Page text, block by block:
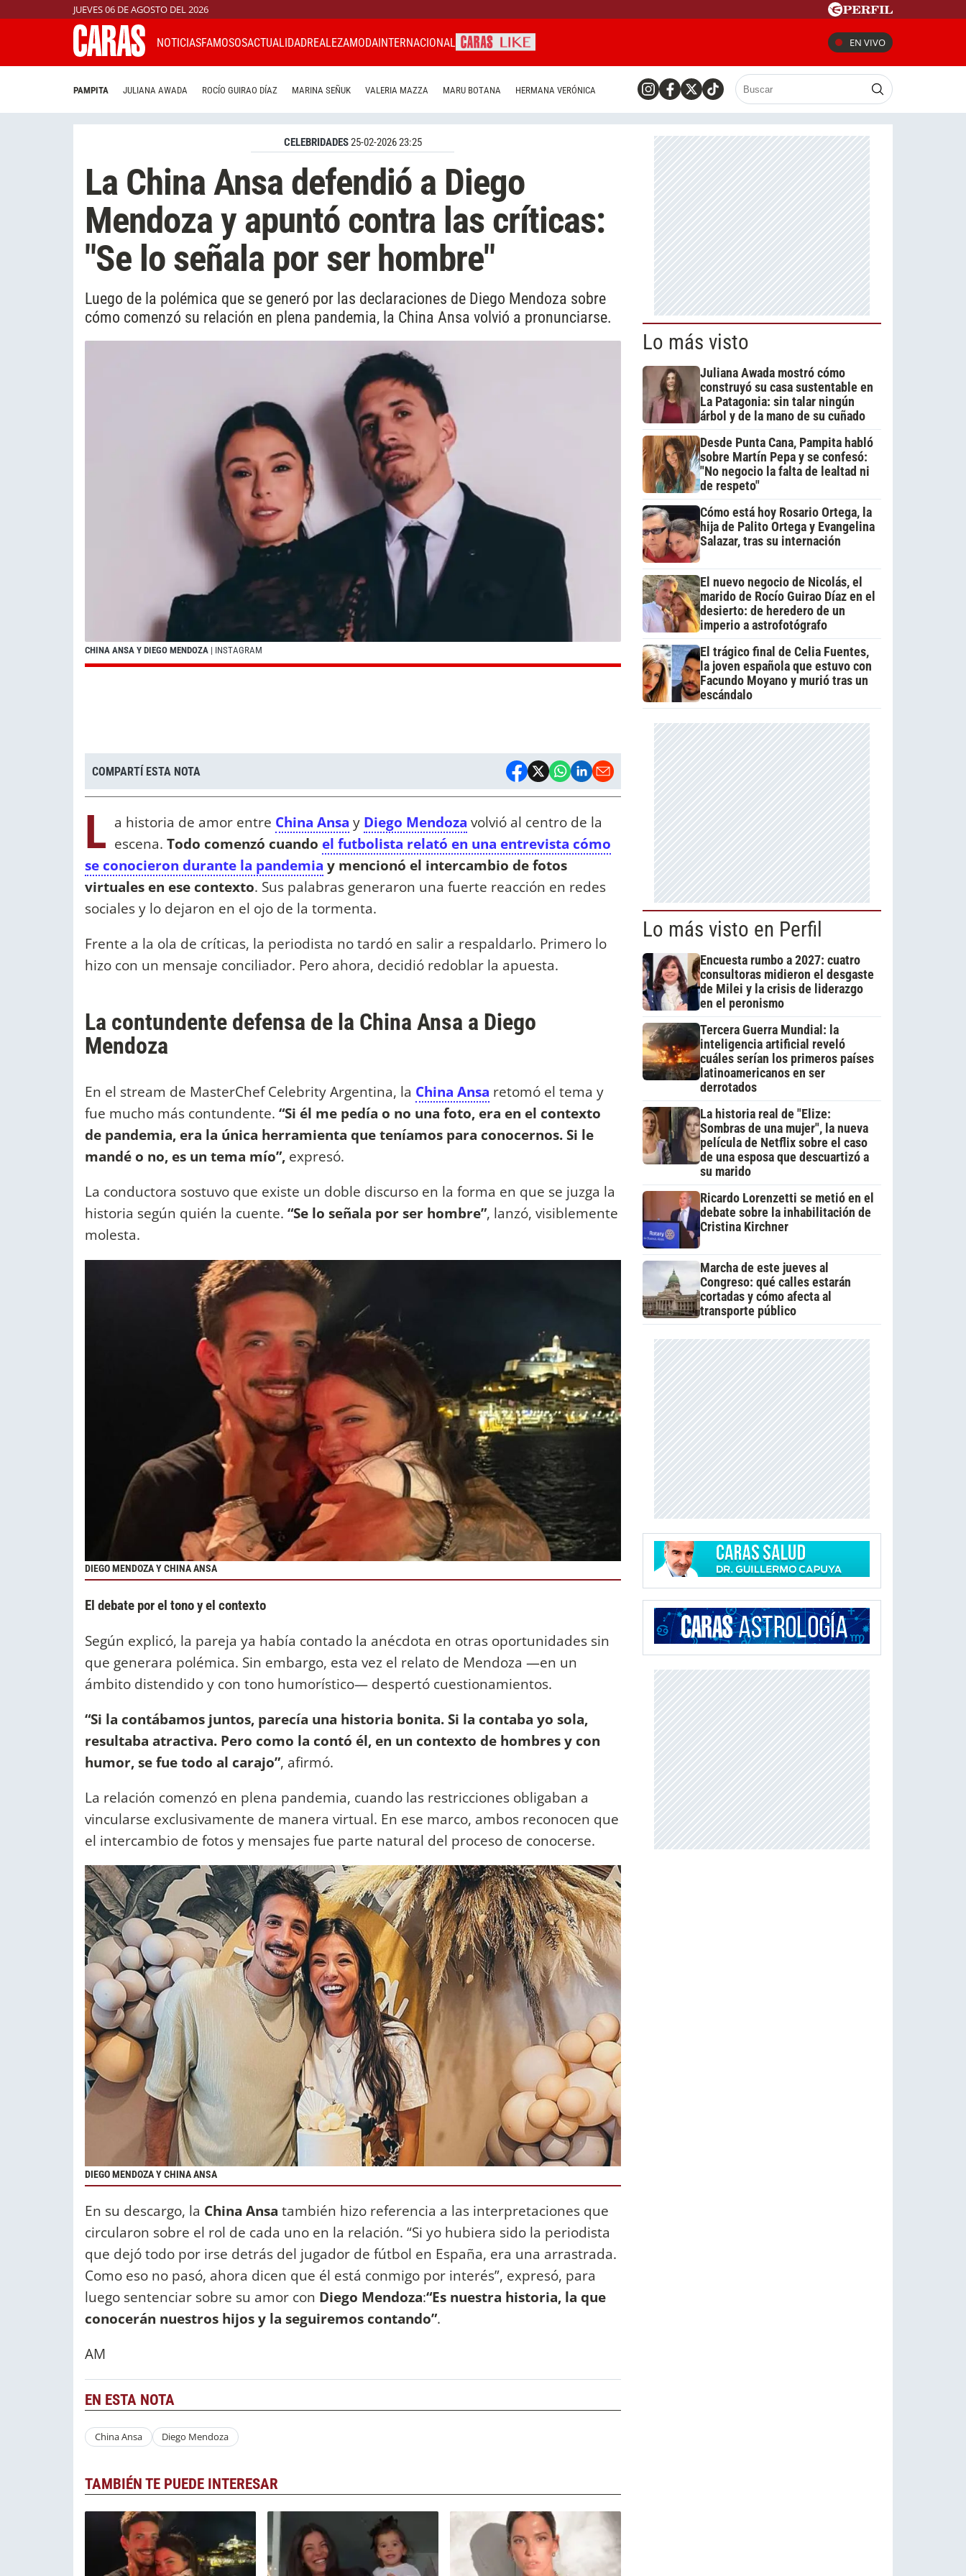
JUEVES 06 DE AGOSTO DEL 2026
NOTICIASFAMOSOSACTUALIDADREALEZAMODAINTERNACIONAL EN VIVO
PAMPITA JULIANA AWADA ROCÍO GUIRAO DÍAZ MARINA SEÑUK VALERIA MAZZA MARU BOTANA HERMANA VERÓNICA
CELEBRIDADES25-02-2026 23:25
La China Ansa defendió a Diego
Mendoza y apuntó contra las críticas:
"Se lo señala por ser hombre"
Luego de la polémica que se generó por las declaraciones de Diego Mendoza sobre
cómo comenzó su relación en plena pandemia, la China Ansa volvió a pronunciarse.
CHINA ANSA Y DIEGO MENDOZA | INSTAGRAM
COMPARTÍ ESTA NOTA
L a historia de amor entre China Ansa y Diego Mendoza volvió al centro de la
escena. Todo comenzó cuando el futbolista relató en una entrevista cómo
se conocieron durante la pandemia y mencionó el intercambio de fotos
virtuales en ese contexto. Sus palabras generaron una fuerte reacción en redes
sociales y lo dejaron en el ojo de la tormenta.
Frente a la ola de críticas, la periodista no tardó en salir a respaldarlo. Primero lo
hizo con un mensaje conciliador. Pero ahora, decidió redoblar la apuesta.
La contundente defensa de la China Ansa a Diego
Mendoza
En el stream de MasterChef Celebrity Argentina, la China Ansa retomó el tema y
fue mucho más contundente. “Si él me pedía o no una foto, era en el contexto
de pandemia, era la única herramienta que teníamos para conocernos. Si le
mandé o no, es un tema mío”, expresó.
La conductora sostuvo que existe un doble discurso en la forma en que se juzga la
historia según quién la cuente. “Se lo señala por ser hombre”, lanzó, visiblemente
molesta.
DIEGO MENDOZA Y CHINA ANSA
El debate por el tono y el contexto
Según explicó, la pareja ya había contado la anécdota en otras oportunidades sin
que generara polémica. Sin embargo, esta vez el relato de Mendoza —en un
ámbito distendido y con tono humorístico— despertó cuestionamientos.
“Si la contábamos juntos, parecía una historia bonita. Si la contaba yo sola,
resultaba atractiva. Pero como la contó él, en un contexto de hombres y con
humor, se fue todo al carajo”, afirmó.
La relación comenzó en plena pandemia, cuando las restricciones obligaban a
vincularse exclusivamente de manera virtual. En ese marco, ambos reconocen que
el intercambio de fotos y mensajes fue parte natural del proceso de conocerse.
DIEGO MENDOZA Y CHINA ANSA
En su descargo, la China Ansa también hizo referencia a las interpretaciones que
circularon sobre el rol de cada uno en la relación. “Si yo hubiera sido la periodista
que dejó todo por irse detrás del jugador de fútbol en España, era una arrastrada.
Como eso no pasó, ahora dicen que él está conmigo por interés”, expresó, para
luego sentenciar sobre su amor con Diego Mendoza:“Es nuestra historia, la que
conocerán nuestros hijos y la seguiremos contando”.
AM
EN ESTA NOTA
China Ansa Diego Mendoza
TAMBIÉN TE PUEDE INTERESAR
Lo más visto
Juliana Awada mostró cómo
construyó su casa sustentable en
La Patagonia: sin talar ningún
árbol y de la mano de su cuñado
Desde Punta Cana, Pampita habló
sobre Martín Pepa y se confesó:
"No negocio la falta de lealtad ni
de respeto"
Cómo está hoy Rosario Ortega, la
hija de Palito Ortega y Evangelina
Salazar, tras su internación
El nuevo negocio de Nicolás, el
marido de Rocío Guirao Díaz en el
desierto: de heredero de un
imperio a astrofotógrafo
El trágico final de Celia Fuentes,
la joven española que estuvo con
Facundo Moyano y murió tras un
escándalo
Lo más visto en Perfil
Encuesta rumbo a 2027: cuatro
consultoras midieron el desgaste
de Milei y la crisis de liderazgo
en el peronismo
Tercera Guerra Mundial: la
inteligencia artificial reveló
cuáles serían los primeros países
latinoamericanos en ser
derrotados
La historia real de "Elize:
Sombras de una mujer", la nueva
película de Netflix sobre el caso
de una esposa que descuartizó a
su marido
Ricardo Lorenzetti se metió en el
debate sobre la inhabilitación de
Cristina Kirchner
Marcha de este jueves al
Congreso: qué calles estarán
cortadas y cómo afecta al
transporte público